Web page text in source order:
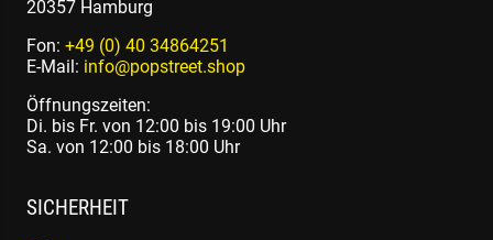
20357 Hamburg
Fon: +49 (0) 40 34864251
E-Mail: info@popstreet.shop
Öffnungszeiten:
Di. bis Fr. von 12:00 bis 19:00 Uhr
Sa. von 12:00 bis 18:00 Uhr
SICHERHEIT